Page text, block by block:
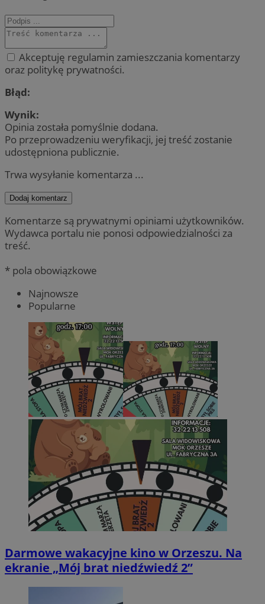
Akceptuję regulamin zamieszczania komentarzy
oraz politykę prywatności.
Błąd:
Wynik:
Opinia została pomyślnie dodana.
Po przeprowadzeniu weryfikacji, jej treść zostanie
udostępniona publicznie.
Trwa wysyłanie komentarza ...
Dodaj komentarz
Komentarze są prywatnymi opiniami użytkowników.
Wydawca portalu nie ponosi odpowiedzialności za
treść.
* pola obowiązkowe
Najnowsze
Popularne
Darmowe wakacyjne kino w Orzeszu. Na
ekranie „Mój brat niedźwiedź 2”